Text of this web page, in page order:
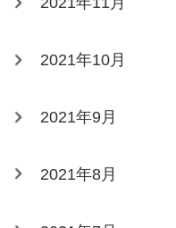
2021年10月
2021年9月
2021年8月